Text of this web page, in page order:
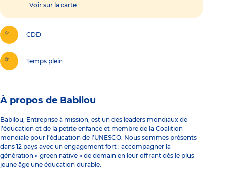
Voir sur la carte
CDD
Temps plein
À propos de Babilou
Babilou, Entreprise à mission, est un des leaders mondiaux de
l’éducation et de la petite enfance et membre de la Coalition
mondiale pour l’éducation de l’UNESCO. Nous sommes présents
dans 12 pays avec un engagement fort : accompagner la
génération « green native » de demain en leur offrant dès le plus
jeune âge une éducation durable.